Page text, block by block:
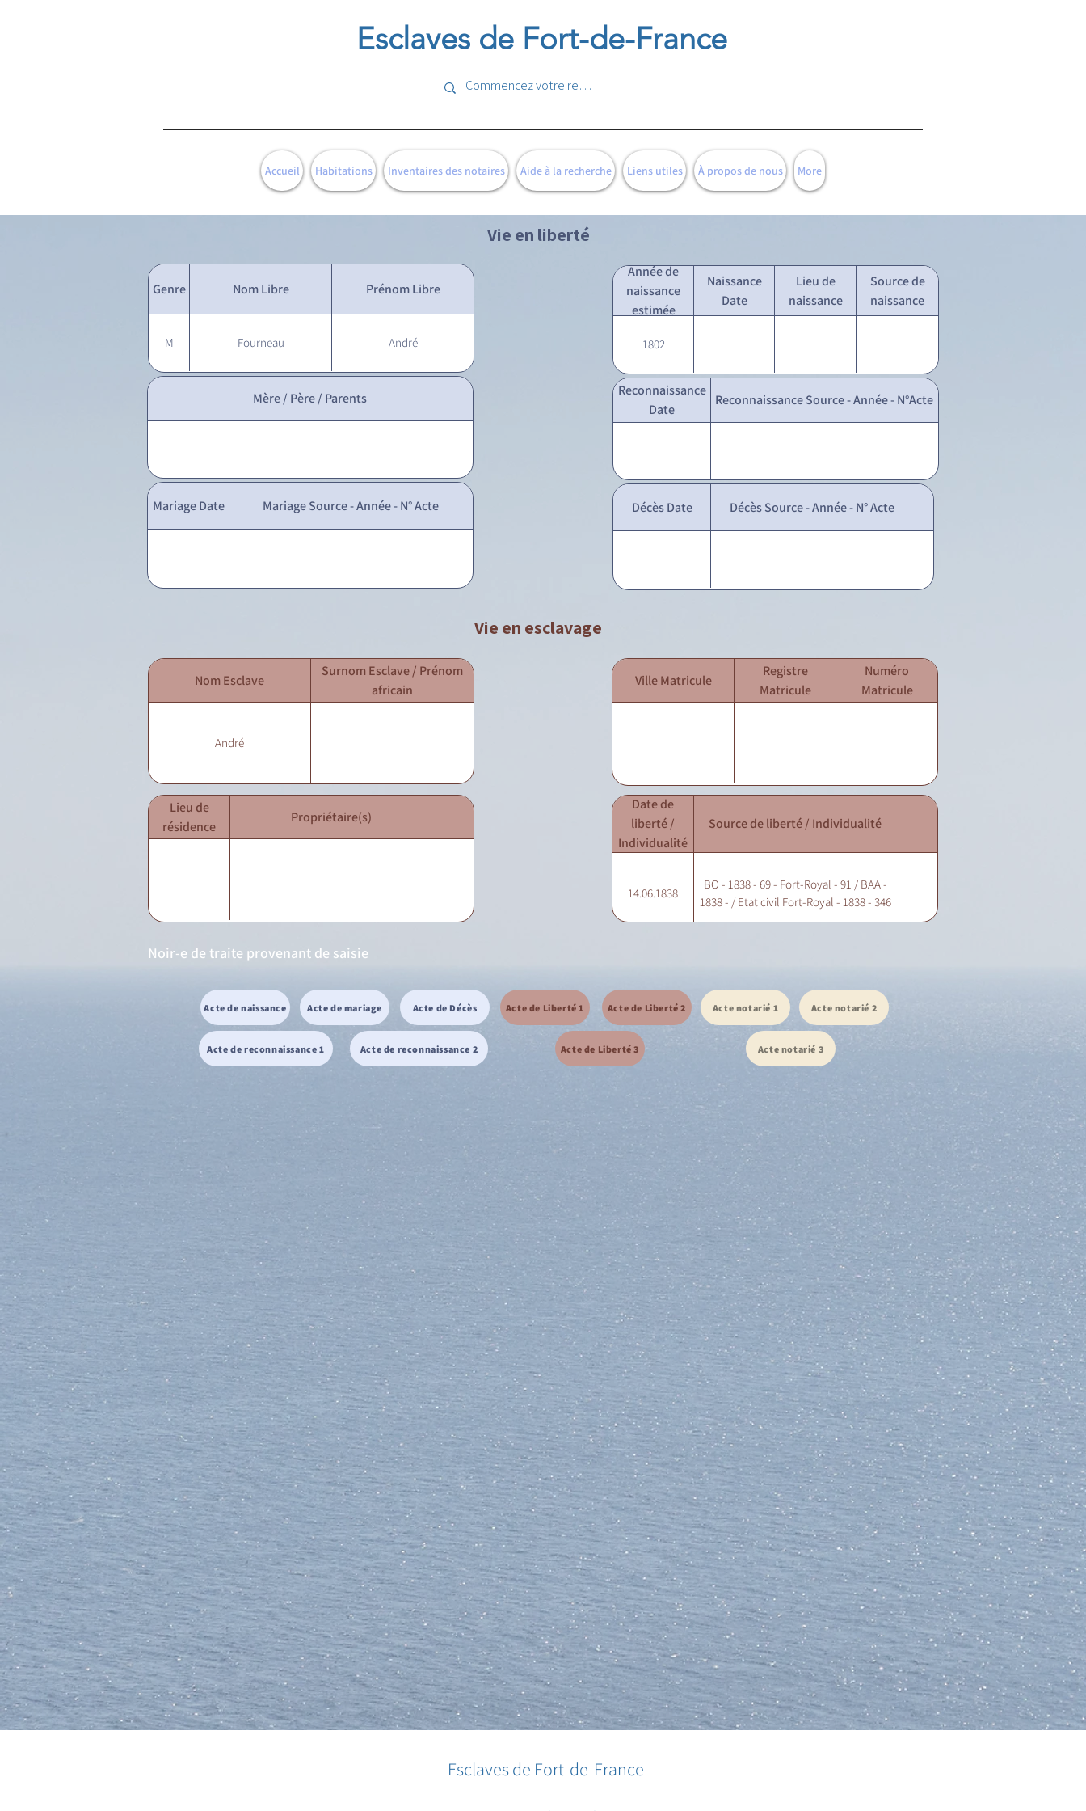
Esclaves de Fort-de-France
Accueil Habitations Inventaires des notaires Aide à la recherche Liens utiles À propos de nous More
Vie en liberté
Genre Nom Libre Prénom Libre
M Fourneau André
Année de
naissance
estimée
Naissance
Date
Lieu de
naissance
Source de
naissance
1802
Mère / Père / Parents
Mariage Date Mariage Source - Année - N° Acte
Reconnaissance
Date
Reconnaissance Source - Année - N°Acte
Décès Date Décès Source - Année - N° Acte
Vie en esclavage
Nom Esclave
Surnom Esclave / Prénom
africain
André
Ville Matricule
Registre
Matricule
Numéro
Matricule
Lieu de
résidence
Propriétaire(s)
Date de
liberté /
Individualité
Source de liberté / Individualité
14.06.1838
BO - 1838 - 69 - Fort-Royal - 91 / BAA -
1838 - / Etat civil Fort-Royal - 1838 - 346
Noir-e de traite provenant de saisie
Acte de naissance Acte de mariage Acte de Décès
Acte de reconnaissance 1 Acte de reconnaissance 2
Acte de Liberté 1 Acte de Liberté 2
Acte de Liberté 3
Acte notarié 1 Acte notarié 2
Acte notarié 3
Esclaves de Fort-de-France